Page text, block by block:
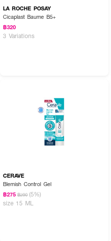
LA ROCHE POSAY
Cicaplast Baume B5+
฿320
3 Variations
CERAVE
Blemish Control Gel
฿275 ฿290 (5%)
size 15 ML